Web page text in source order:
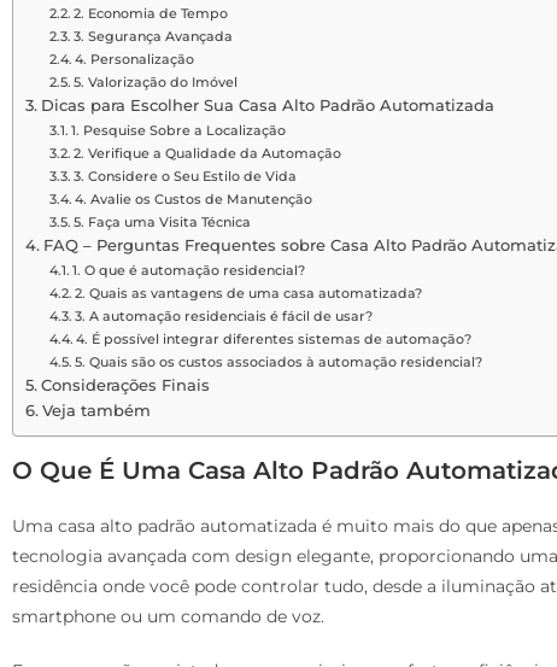
2. Economia de Tempo
3. Segurança Avançada
4. Personalização
5. Valorização do Imóvel
Dicas para Escolher Sua Casa Alto Padrão Automatizada
1. Pesquise Sobre a Localização
2. Verifique a Qualidade da Automação
3. Considere o Seu Estilo de Vida
4. Avalie os Custos de Manutenção
5. Faça uma Visita Técnica
FAQ – Perguntas Frequentes sobre Casa Alto Padrão
1. O que é automação residencial?
2. Quais as vantagens de uma casa automatizada?
3. A automação residenciais é fácil de usar?
4. É possível integrar diferentes sistemas de automação?
5. Quais são os custos associados à automação residencial?
Considerações Finais
Veja também
O Que É Uma Casa Alto Padrão
Uma casa alto padrão automatizada é muito mais do que
tecnologia avançada com design elegante, proporcionando
residência onde você pode controlar tudo, desde a iluminação
smartphone ou um comando de voz.